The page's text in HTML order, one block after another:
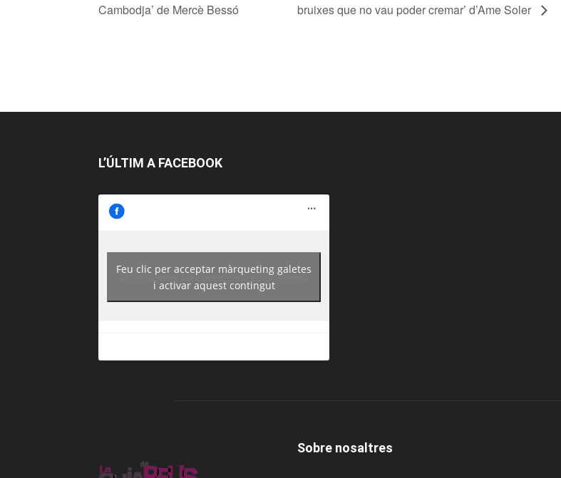
Cambodja’ de Mercè Bessó
bruixes que no vau poder cremar’ d’Ame Soler
L’ÚLTIM A FACEBOOK
https://www.facebook.com/guiadereus/
Feu clic per acceptar màrqueting galetes
i activar aquest contingut
Sobre nosaltres